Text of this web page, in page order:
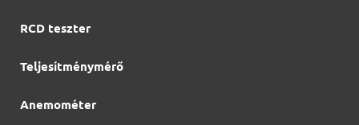
RCD teszter
Teljesítménymérő
Anemométer